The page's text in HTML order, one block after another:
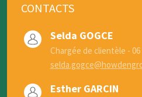
CONTACTS
Selda GOGCE
Chargée de clientèle - 06
Esther GARCIN